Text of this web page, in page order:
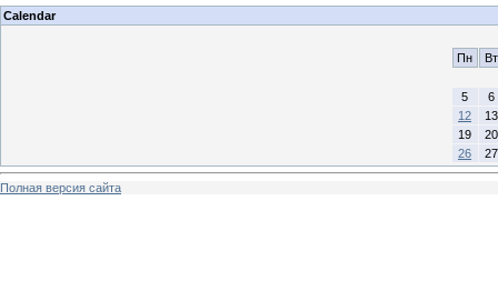
Calendar
Пн Вт
5
6
12
13
19
20
26
27
Полная версия сайта